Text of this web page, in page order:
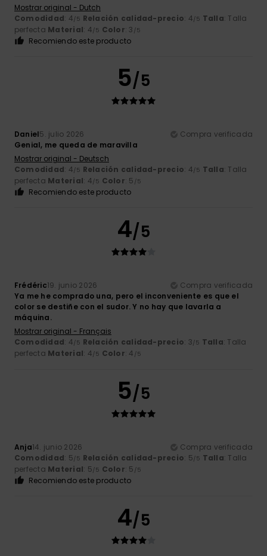
Mostrar original - Dutch
Comodidad: 4/5 Relación calidad-precio: 4/5 Talla: Talla
perfecta Material: 4/5 Color: 3 /5
Recomiendo este producto
5/5
Daniel5. julio 2026
Compra verificada
Genial, me queda de maravilla
Mostrar original - Deutsch
Comodidad: 4/5 Relación calidad-precio: 4/5 Talla: Talla
perfecta Material: 4/5 Color: 5 /5
Recomiendo este producto
4/5
Frédéric19. junio 2026
Compra verificada
Ya me he comprado una, pero el inconveniente es que el
color se destiñe con el sudor. Y no hay que lavarla a
máquina.
Mostrar original - Français
Comodidad: 4/5 Relación calidad-precio: 3/5 Talla: Talla
perfecta Material: 4/5 Color: 4 /5
5/5
Anja14. junio 2026
Compra verificada
Comodidad: 5/5 Relación calidad-precio: 5/5 Talla: Talla
perfecta Material: 5/5 Color: 5 /5
Recomiendo este producto
4/5